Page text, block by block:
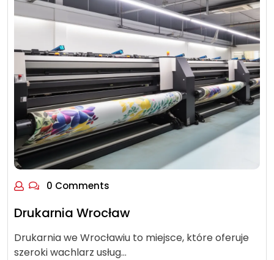
0 Comments
Drukarnia Wrocław
Drukarnia we Wrocławiu to miejsce, które oferuje
szeroki wachlarz usług…